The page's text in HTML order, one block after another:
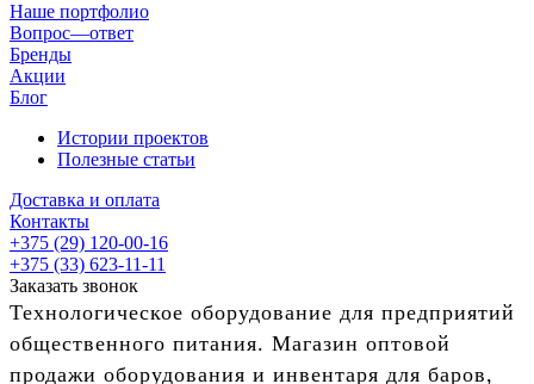
Наше портфолио
Вопрос—ответ
Бренды
Акции
Блог
Истории проектов
Полезные статьи
Доставка и оплата
Контакты
+375 (29) 120-00-16
+375 (33) 623-11-11
Заказать звонок
Технологическое оборудование для предприятий
общественного питания. Магазин оптовой
продажи оборудования и инвентаря для баров,